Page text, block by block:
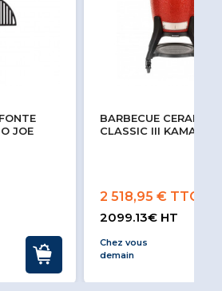
JOE
BARBECUE
CLASSIC III KAMADO
2 518,95 € TTC
2099.13€ HT
Chez vous
demain